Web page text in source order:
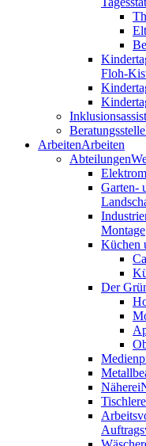
Floh-
Beratungsstelle
ArbeitenArbeiten
Abteilungen
Garten-
Montage
Küchen
Der
Näherei